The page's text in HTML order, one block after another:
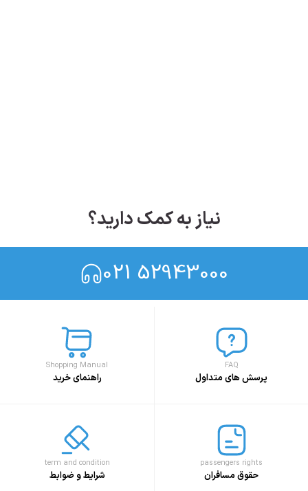
نیاز به کمک دارید؟
021 52943000
FAQ
پرسش های متداول
Shopping Manual
راهنمای خرید
passengers rights
حقوق مسافران
term and condition
شرایط و ضوابط